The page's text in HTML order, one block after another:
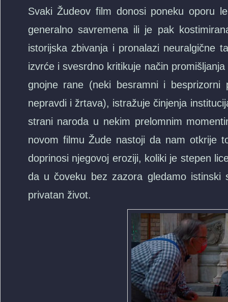
Svaki Žudeov film donosi poneku oporu
generalno savremena ili je pak
istorijska zbivanja i pronalazi neuralgične
izvrće i svesrdno kritikuje način
gnojne rane (neki besramni i
nepravdi i žrtava), istražuje činjenja
strani naroda u nekim prelomnim
novom filmu Žude nastoji da nam otkrije
doprinosi njegovoj eroziji, koliki je stepen
da u čoveku bez zazora gledamo
privatan život.